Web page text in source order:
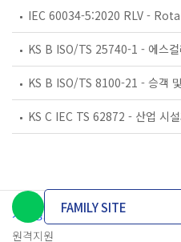
개인정보처리방침 이용약관
원격지원
FAMILY SITE